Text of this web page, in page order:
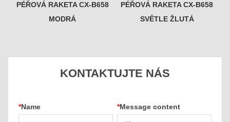
PÉŘOVÁ RAKETA CX-B658
MODRÁ
PÉŘOVÁ RAKETA CX-B658
SVĚTLE ŽLUTÁ
KONTAKTUJTE NÁS
*Name *Message content